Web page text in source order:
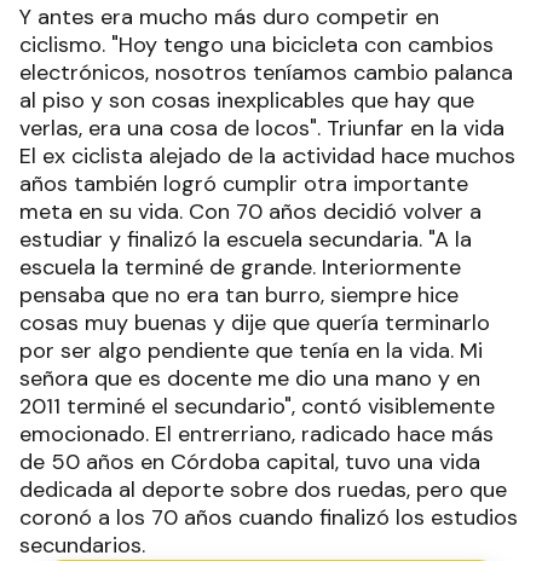
Y antes era mucho más duro competir en
ciclismo. "Hoy tengo una bicicleta con cambios
electrónicos, nosotros teníamos cambio palanca
al piso y son cosas inexplicables que hay que
verlas, era una cosa de locos". Triunfar en la vida
El ex ciclista alejado de la actividad hace muchos
años también logró cumplir otra importante
meta en su vida. Con 70 años decidió volver a
estudiar y finalizó la escuela secundaria. "A la
escuela la terminé de grande. Interiormente
pensaba que no era tan burro, siempre hice
cosas muy buenas y dije que quería terminarlo
por ser algo pendiente que tenía en la vida. Mi
señora que es docente me dio una mano y en
2011 terminé el secundario", contó visiblemente
emocionado. El entrerriano, radicado hace más
de 50 años en Córdoba capital, tuvo una vida
dedicada al deporte sobre dos ruedas, pero que
coronó a los 70 años cuando finalizó los estudios
secundarios.